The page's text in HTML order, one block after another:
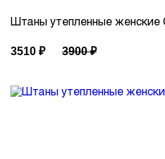
Штаны утепленные женские
3510 ₽ 3900₽